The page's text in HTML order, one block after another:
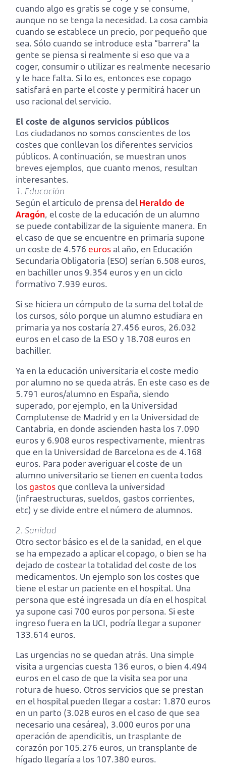
cuando algo es gratis se coge y se consume,
aunque no se tenga la necesidad. La cosa cambia
cuando se establece un precio, por pequeño que
sea. Sólo cuando se introduce esta “barrera” la
gente se piensa si realmente si eso que va a
coger, consumir o utilizar es realmente necesario
y le hace falta. Si lo es, entonces ese copago
satisfará en parte el coste y permitirá hacer un
uso racional del servicio.
El coste de algunos servicios públicos
Los ciudadanos no somos conscientes de los
costes que conllevan los diferentes servicios
públicos. A continuación, se muestran unos
breves ejemplos, que cuanto menos, resultan
interesantes.
1. Educación
Según el artículo de prensa delHeraldo de
Aragón, el coste de la educación de un alumno
se puede contabilizar de la siguiente manera. En
el caso de que se encuentre en primaria supone
un coste de 4.576 euros al año, en Educación
Secundaria Obligatoria (ESO) serían 6.508 euros,
en bachiller unos 9.354 euros y en un ciclo
formativo 7.939 euros.
Si se hiciera un cómputo de la suma del total de
los cursos, sólo porque un alumno estudiara en
primaria ya nos costaría 27.456 euros, 26.032
euros en el caso de la ESO y 18.708 euros en
bachiller.
Ya en la educación universitaria el coste medio
por alumno no se queda atrás. En este caso es de
5.791 euros/alumno en España, siendo
superado, por ejemplo, en la Universidad
Complutense de Madrid y en la Universidad de
Cantabria, en donde ascienden hasta los 7.090
euros y 6.908 euros respectivamente, mientras
que en la Universidad de Barcelona es de 4.168
euros. Para poder averiguar el coste de un
alumno universitario se tienen en cuenta todos
los gastos que conlleva la universidad
(infraestructuras, sueldos, gastos corrientes,
etc) y se divide entre el número de alumnos.
2. Sanidad
Otro sector básico es el de la sanidad, en el que
se ha empezado a aplicar el copago, o bien se ha
dejado de costear la totalidad del coste de los
medicamentos. Un ejemplo son los costes que
tiene el estar un paciente en el hospital. Una
persona que esté ingresada un día en el hospital
ya supone casi 700 euros por persona. Si este
ingreso fuera en la UCI, podría llegar a suponer
133.614 euros.
Las urgencias no se quedan atrás. Una simple
visita a urgencias cuesta 136 euros, o bien 4.494
euros en el caso de que la visita sea por una
rotura de hueso. Otros servicios que se prestan
en el hospital pueden llegar a costar: 1.870 euros
en un parto (3.028 euros en el caso de que sea
necesario una cesárea), 3.000 euros por una
operación de apendicitis, un trasplante de
corazón por 105.276 euros, un transplante de
hígado llegaría a los 107.380 euros.